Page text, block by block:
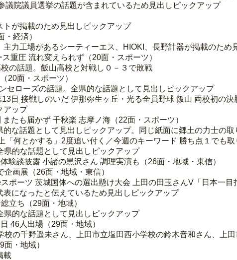
院議員選挙の話題が含まれているため見出しピックアップ
が掲載のため見出しピックアップ
経済）
力工場があるシーティーエス、HIOKI、長野計器が掲載のため
重圧 流れ変えられず（20面・スポーツ）
の話題。飯山高校と対戦し０－３で敗戦
20面・スポーツ）
セローズの話題。全県的な話題として見出しピックアップ
日 接戦しのいだ 伊那弥生ヶ丘・光る全員野球 飯山 両校初の決
アップ
たも届かず 千秋楽 志摩ノ海（22面・スポーツ）
な話題として見出しピックアップ。同じ紙面に郷土の力士の
「何とかする」2度追い付く／今週のキーワード 勝ち点１でも取
的な話題として見出しピックアップ
験談披露 小諸の黒沢さん 調理実演も（26面・地域・東信）
画展（26面・地域・東信）
ポーツ 茨城国体への選出懸け大会 上田の田玉さんV「日本一目
になったと伝えているため見出しピックアップ
立ち（29面・地域）
的な話題として見出しピックアップ
46人出場（29面・地域）
の千野遥未さん、上田市立塩田西小学校の鈴木音和さん、上
・地域）
載